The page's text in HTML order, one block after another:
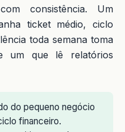
consistência. Um
ticket médio, ciclo
toda semana toma
um que lê relatórios
do pequeno negócio
financeiro.